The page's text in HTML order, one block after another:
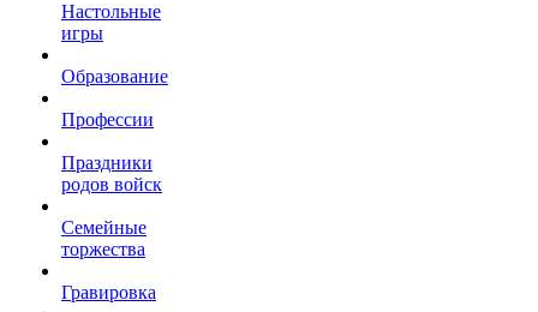
Настольные
игры
Образование
Профессии
Праздники
родов войск
Семейные
торжества
Гравировка